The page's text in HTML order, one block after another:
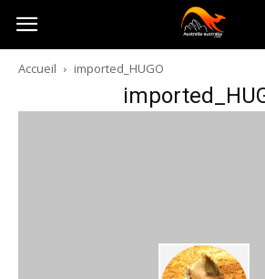
Australia-
australie.com
Accueil imported_HUGO